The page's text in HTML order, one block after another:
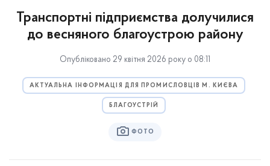
Транспортні підприємства долучилися
до весняного благоустрою району
Опубліковано 29 квітня 2026 року о 08:11
АКТУАЛЬНА ІНФОРМАЦІЯ ДЛЯ ПРОМИСЛОВЦІВ М. КИЄВА
БЛАГОУСТРІЙ
ФОТО